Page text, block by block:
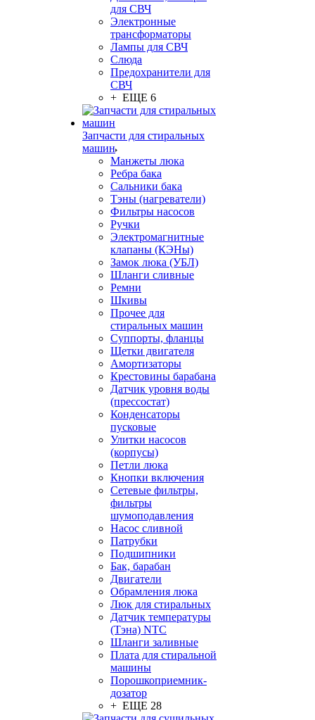
для СВЧ
Электронные
трансформаторы
Лампы для СВЧ
Слюда
Предохранители для
СВЧ
+ ЕЩЕ 6
Запчасти для стиральных
машин
Манжеты люка
Ребра бака
Сальники бака
Тэны (нагреватели)
Фильтры насосов
Ручки
Электромагнитные
клапаны (КЭНы)
Замок люка (УБЛ)
Шланги сливные
Ремни
Шкивы
Прочее для
стиральных машин
Суппорты, фланцы
Щетки двигателя
Амортизаторы
Крестовины барабана
Датчик уровня воды
(прессостат)
Конденсаторы
пусковые
Улитки насосов
(корпусы)
Петли люка
Кнопки включения
Сетевые фильтры,
фильтры
шумоподавления
Насос сливной
Патрубки
Подшипники
Бак, барабан
Двигатели
Обрамления люка
Люк для стиральных
Датчик температуры
(Тэна) NTC
Шланги заливные
Плата для стиральной
машины
Порошкоприемник-
дозатор
+ ЕЩЕ 28